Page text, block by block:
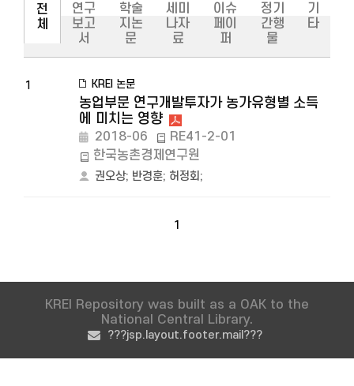
전
체
연구
보고
서
학술
지논
문
세미
나자
료
이슈
페이
퍼
정기
간행
물
기
타
1 KREI 논문
농업부문 연구개발투자가 농가유형별 소득
에 미치는 영향
2018-06
RE41-2-01
한국농촌경제연구원
권오상; 반경훈; 허정회 ;
1
KREI Repository was built as a OAK to the
National Central Library.
???jsp.layout.footer.mail???